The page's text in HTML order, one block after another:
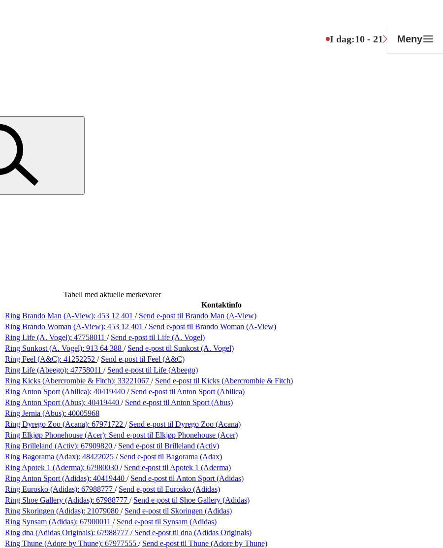
I dag:10 - 21 Meny
Tabell med aktuelle merkevarer
Kontaktinfo
Ring Brando Man (A-View): 453 12 401 / Send e-post til Brando Man (A-View)
Ring Brando Woman (A-View): 453 12 401 / Send e-post til Brando Woman (A-View)
Ring Life (A. Vogel): 47758011 / Send e-post til Life (A. Vogel)
Ring Sunkost (A. Vogel): 913 64 388 / Send e-post til Sunkost (A. Vogel)
Ring Feel (A&C): 41252252 / Send e-post til Feel (A&C)
Ring Life (Abeego): 47758011 / Send e-post til Life (Abeego)
Ring Kicks (Abercrombie & Fitch): 33221067 / Send e-post til Kicks (Abercrombie & Fitch)
Ring Anton Sport (Abilica): 40419440 / Send e-post til Anton Sport (Abilica)
Ring Anton Sport (Abus): 40419440 / Send e-post til Anton Sport (Abus)
Ring Jernia (Abus): 40005968
Ring Dyrego Zoo (Acana): 67971722 / Send e-post til Dyrego Zoo (Acana)
Ring Elkjøp Phonehouse (Acer): Send e-post til Elkjøp Phonehouse (Acer)
Ring Brilleland (Activ): 67909820 / Send e-post til Brilleland (Activ)
Ring Bagorama (Adax): 48422025 / Send e-post til Bagorama (Adax)
Ring Apotek 1 (Aderma): 67980030 / Send e-post til Apotek 1 (Aderma)
Ring Anton Sport (Adidas): 40419440 / Send e-post til Anton Sport (Adidas)
Ring Eurosko (Adidas): 67988777 / Send e-post til Eurosko (Adidas)
Ring Shoe Gallery (Adidas): 67988777 / Send e-post til Shoe Gallery (Adidas)
Ring Skoringen (Adidas): 21079080 / Send e-post til Skoringen (Adidas)
Ring Synsam (Adidas): 67900011 / Send e-post til Synsam (Adidas)
Ring dna (Adidas Originals): 67988777 / Send e-post til dna (Adidas Originals)
Ring Thune (Adore by Thune): 67977555 / Send e-post til Thune (Adore by Thune)